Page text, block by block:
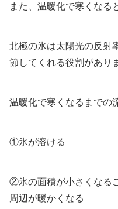
また、温暖化で寒くなる
北極の氷は太陽光の反射
節してくれる役割があり
温暖化で寒くなるまでの
①氷が溶ける
②氷の面積が小さくなる
周辺が暖かくなる